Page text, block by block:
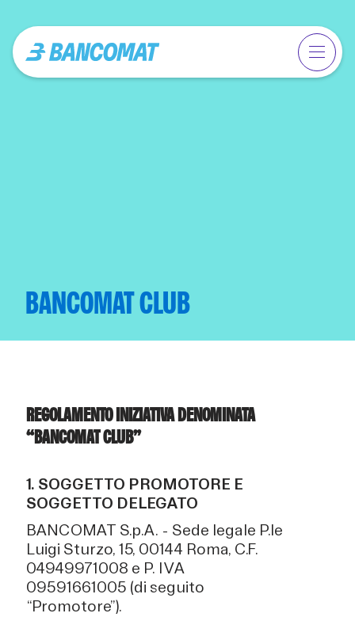
BANCOMAT CLUB
REGOLAMENTO INIZIATIVA DENOMINATA
“BANCOMAT CLUB”
1. SOGGETTO PROMOTORE E
SOGGETTO DELEGATO
BANCOMAT S.p.A. - Sede legale P.le
Luigi Sturzo, 15, 00144 Roma, C.F.
04949971008 e P. IVA
09591661005 (di seguito
“Promotore”).